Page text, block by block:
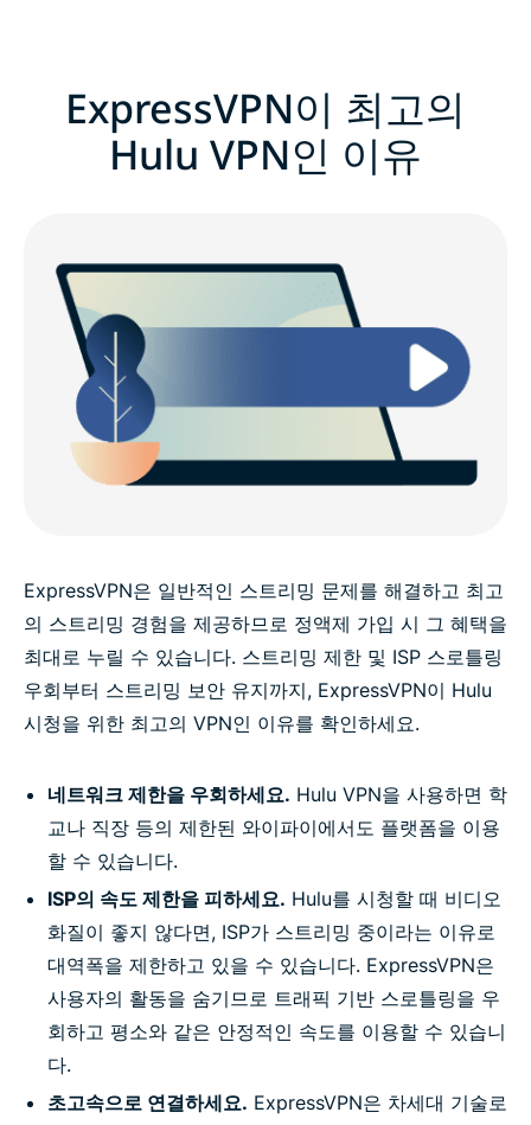
ExpressVPN이 최고의
Hulu VPN인 이유
ExpressVPN은 일반적인 스트리밍 문제를 해결하고 최고
의 스트리밍 경험을 제공하므로 정액제 가입 시 그 혜택을
최대로 누릴 수 있습니다. 스트리밍 제한 및 ISP 스로틀링
우회부터 스트리밍 보안 유지까지, ExpressVPN이 Hulu
시청을 위한 최고의 VPN인 이유를 확인하세요.
네트워크 제한을 우회하세요. Hulu VPN을 사용하면 학
교나 직장 등의 제한된 와이파이에서도 플랫폼을 이용
할 수 있습니다.
ISP의 속도 제한을 피하세요. Hulu를 시청할 때 비디오
화질이 좋지 않다면, ISP가 스트리밍 중이라는 이유로
대역폭을 제한하고 있을 수 있습니다. ExpressVPN은
사용자의 활동을 숨기므로 트래픽 기반 스로틀링을 우
회하고 평소와 같은 안정적인 속도를 이용할 수 있습니
다.
초고속으로 연결하세요. ExpressVPN은 차세대 기술로